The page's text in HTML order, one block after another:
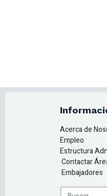
Acerca de
Empleo
Estructura
Contactar
Embajadores